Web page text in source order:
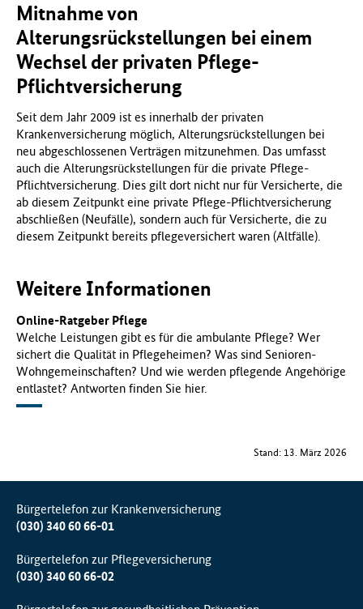
Mitnahme von
Alterungsrückstellungen bei einem
Wechsel der privaten Pflege-
Pflichtversicherung
Seit dem Jahr 2009 ist es innerhalb der privaten
Krankenversicherung möglich, Alterungsrückstellungen bei
neu abgeschlossenen Verträgen mitzunehmen. Das umfasst
auch die Alterungsrückstellungen für die private Pflege-
Pflichtversicherung. Dies gilt dort nicht nur für Versicherte, die
ab diesem Zeitpunkt eine private Pflege-Pflichtversicherung
abschließen (Neufälle), sondern auch für Versicherte, die zu
diesem Zeitpunkt bereits pflegeversichert waren (Altfälle).
Weitere Informationen
Online-Ratgeber Pflege
Welche Leistungen gibt es für die ambulante Pflege? Wer
sichert die Qualität in Pflegeheimen? Was sind Senioren-
Wohngemeinschaften? Und wie werden pflegende Angehörige
entlastet? Antworten finden Sie hier.
Stand: 13. März 2026
Bürgertelefon zur Krankenversicherung
(030) 340 60 66-01
Bürgertelefon zur Pflegeversicherung
(030) 340 60 66-02